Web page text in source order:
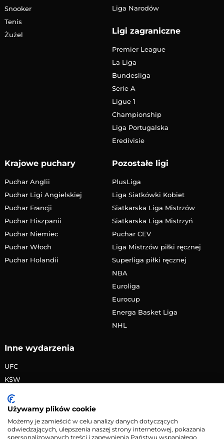
Snooker
Tenis
Żużel
Liga Narodów
Ligi zagraniczne
Premier League
La Liga
Bundesliga
Serie A
Ligue 1
Championship
Liga Portugalska
Eredivisie
Krajowe puchary
Puchar Anglii
Puchar Ligi Angielskiej
Puchar Francji
Puchar Hiszpanii
Puchar Niemiec
Puchar Włoch
Puchar Holandii
Pozostałe ligi
PlusLiga
Liga Siatkówki Kobiet
Siatkarska Liga Mistrzów
Siatkarska Liga Mistrzyń
Puchar CEV
Liga Mistrzów piłki ręcznej
Superliga piłki ręcznej
NBA
Euroliga
Eurocup
Energa Basket Liga
NHL
Inne wydarzenia
UFC
KSW
PRIME MMA
Żużlowa Ekstraliga
Speedway Grand Prix
Używamy plików cookie
Możemy je zamieścić w celu analizy danych dotyczących
odwiedzających, ulepszenia naszej strony internetowej, pokazania
spersonalizowanych treści i zapewnienia Państwu wspaniałego